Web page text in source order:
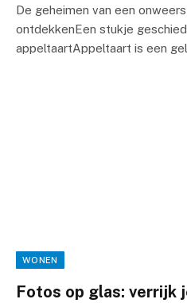
De geheimen van een
ontdekkenEen stukje
appeltaartAppeltaart is een
WONEN
Fotos op glas: